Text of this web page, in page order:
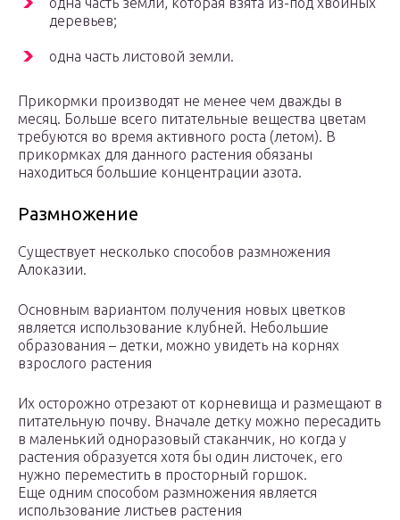
деревьев;
одна часть листовой земли.
Прикормки производят не менее чем дважды в
месяц. Больше всего питательные вещества цветам
требуются во время активного роста (летом). В
прикормках для данного растения обязаны
находиться большие концентрации азота.
Размножение
Существует несколько способов размножения
Алоказии.
Основным вариантом получения новых цветков
является использование клубней. Небольшие
образования – детки, можно увидеть на корнях
взрослого растения
Их осторожно отрезают от корневища и размещают в
питательную почву. Вначале детку можно пересадить
в маленький одноразовый стаканчик, но когда у
растения образуется хотя бы один листочек, его
нужно переместить в просторный горшок.
Еще одним способом размножения является
использование листьев растения